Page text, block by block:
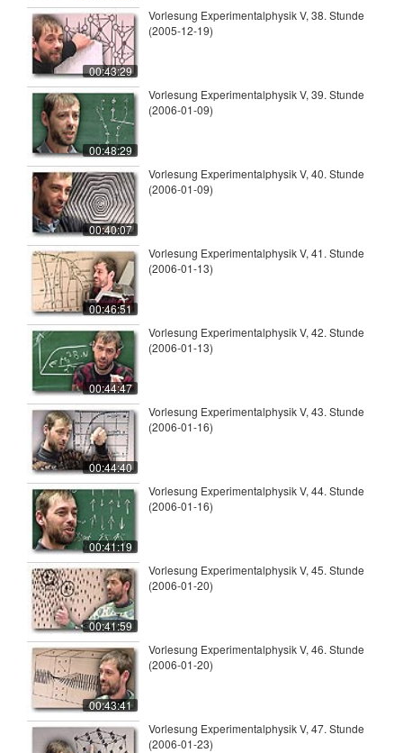
00:43:29
Vorlesung Experimentalphysik V, 38. Stunde
(2005-12-19)
00:48:29
Vorlesung Experimentalphysik V, 39. Stunde
(2006-01-09)
00:40:07
Vorlesung Experimentalphysik V, 40. Stunde
(2006-01-09)
00:46:51
Vorlesung Experimentalphysik V, 41. Stunde
(2006-01-13)
00:44:47
Vorlesung Experimentalphysik V, 42. Stunde
(2006-01-13)
00:44:40
Vorlesung Experimentalphysik V, 43. Stunde
(2006-01-16)
00:41:19
Vorlesung Experimentalphysik V, 44. Stunde
(2006-01-16)
00:41:59
Vorlesung Experimentalphysik V, 45. Stunde
(2006-01-20)
00:43:41
Vorlesung Experimentalphysik V, 46. Stunde
(2006-01-20)
Vorlesung Experimentalphysik V, 47. Stunde
(2006-01-23)